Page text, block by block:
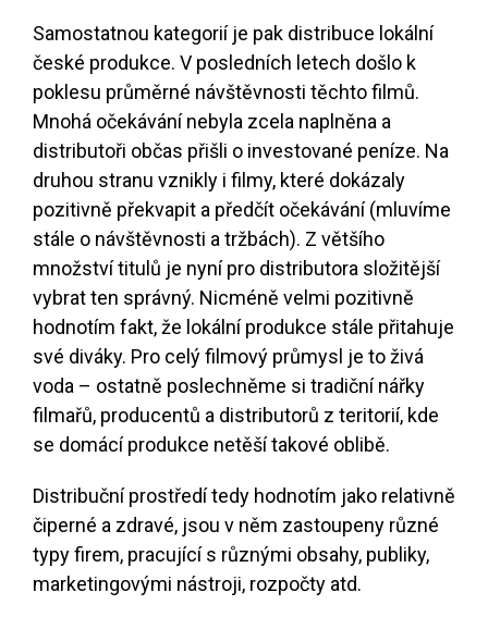
Samostatnou kategorií je pak distribuce lokální
české produkce. V posledních letech došlo k
poklesu průměrné návštěvnosti těchto filmů.
Mnohá očekávání nebyla zcela naplněna a
distributoři občas přišli o investované peníze. Na
druhou stranu vznikly i filmy, které dokázaly
pozitivně překvapit a předčít očekávání (mluvíme
stále o návštěvnosti a tržbách). Z většího
množství titulů je nyní pro distributora složitější
vybrat ten správný. Nicméně velmi pozitivně
hodnotím fakt, že lokální produkce stále přitahuje
své diváky. Pro celý filmový průmysl je to živá
voda – ostatně poslechněme si tradiční nářky
filmařů, producentů a distributorů z teritorií, kde
se domácí produkce netěší takové oblibě.
Distribuční prostředí tedy hodnotím jako relativně
čiperné a zdravé, jsou v něm zastoupeny různé
typy firem, pracující s různými obsahy, publiky,
marketingovými nástroji, rozpočty atd.